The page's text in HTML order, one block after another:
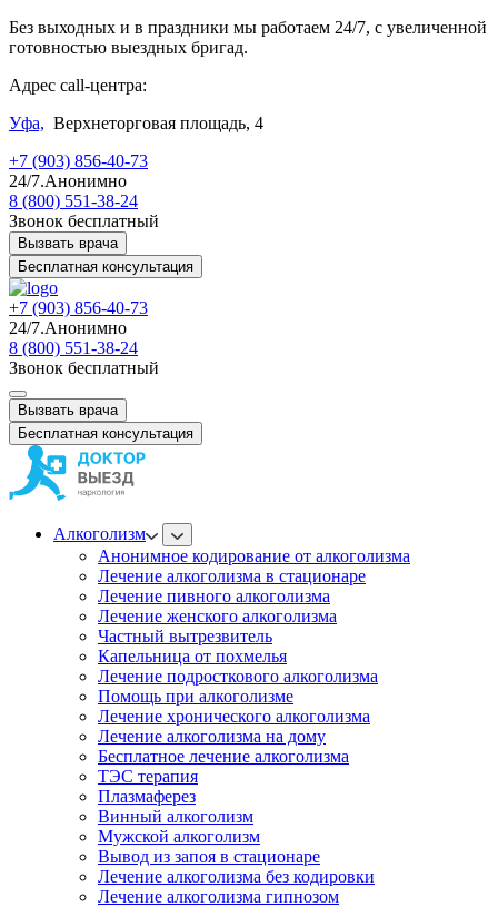
Без выходных и в праздники мы работаем 24/7, с увеличенной
готовностью выездных бригад.
Адрес call-центра:
Уфа, Верхнеторговая площадь, 4
+7 (903) 856-40-73
24/7.Анонимно
8 (800) 551-38-24
Звонок бесплатный
Вызвать врача
Бесплатная консультация
+7 (903) 856-40-73
24/7.Анонимно
8 (800) 551-38-24
Звонок бесплатный
Вызвать врача
Бесплатная консультация
Алкоголизм
Анонимное кодирование от алкоголизма
Лечение алкоголизма в стационаре
Лечение пивного алкоголизма
Лечение женского алкоголизма
Частный вытрезвитель
Капельница от похмелья
Лечение подросткового алкоголизма
Помощь при алкоголизме
Лечение хронического алкоголизма
Лечение алкоголизма на дому
Бесплатное лечение алкоголизма
ТЭС терапия
Плазмаферез
Винный алкоголизм
Мужской алкоголизм
Вывод из запоя в стационаре
Лечение алкоголизма без кодировки
Лечение алкоголизма гипнозом